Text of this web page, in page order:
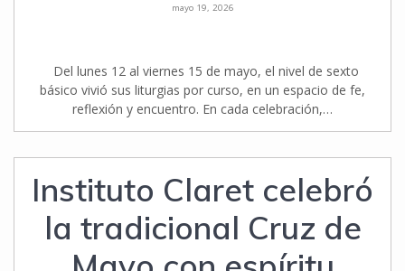
mayo 19, 2026
Del lunes 12 al viernes 15 de mayo, el nivel de sexto
básico vivió sus liturgias por curso, en un espacio de fe,
reflexión y encuentro. En cada celebración,…
Instituto Claret celebró
la tradicional Cruz de